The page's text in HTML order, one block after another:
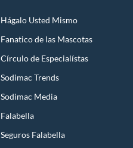
Hágalo Usted Mismo
Fanatico de las Mascotas
Círculo de Especialístas
Sodimac Trends
Sodimac Media
Falabella
Seguros Falabella